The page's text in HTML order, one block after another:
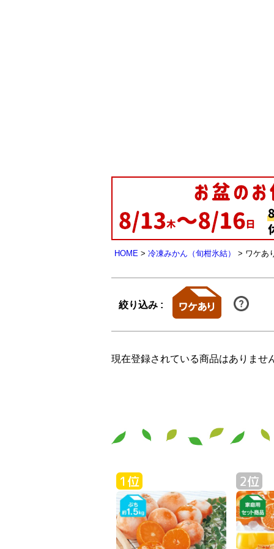
HOME 冷凍みかん（旬柑氷結） ワケあ
絞り込み :
現在登録されている商品はありませ